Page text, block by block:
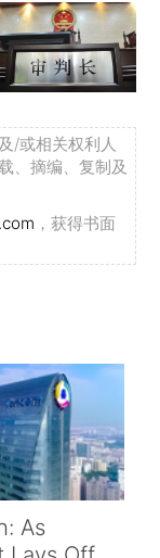
/或相关权利人
、摘编、复制及
，获得书面
As